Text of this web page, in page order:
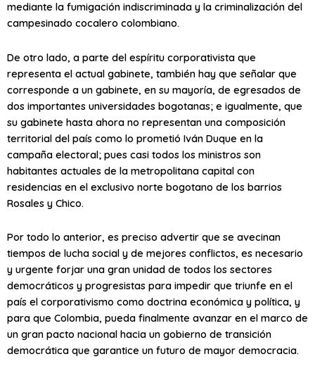
mediante la fumigación indiscriminada y la criminalización del
campesinado cocalero colombiano.
De otro lado, a parte del espíritu corporativista que
representa el actual gabinete, también hay que señalar que
corresponde a un gabinete, en su mayoría, de egresados de
dos importantes universidades bogotanas; e igualmente, que
su gabinete hasta ahora no representan una composición
territorial del país como lo prometió Iván Duque en la
campaña electoral; pues casi todos los ministros son
habitantes actuales de la metropolitana capital con
residencias en el exclusivo norte bogotano de los barrios
Rosales y Chico.
Por todo lo anterior, es preciso advertir que se avecinan
tiempos de lucha social y de mejores conflictos, es necesario
y urgente forjar una gran unidad de todos los sectores
democráticos y progresistas para impedir que triunfe en el
país el corporativismo como doctrina económica y política, y
para que Colombia, pueda finalmente avanzar en el marco de
un gran pacto nacional hacia un gobierno de transición
democrática que garantice un futuro de mayor democracia.